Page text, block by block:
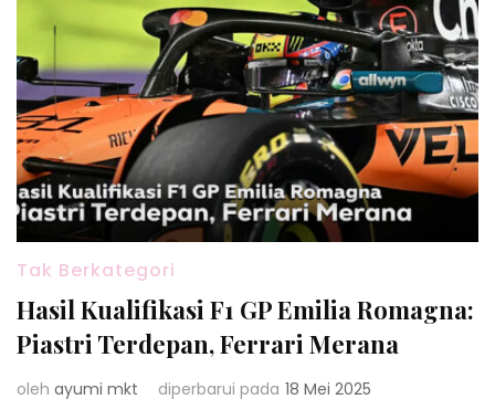
Tak Berkategori
Hasil Kualifikasi F1 GP Emilia Romagna:
Piastri Terdepan, Ferrari Merana
oleh ayumi mkt diperbarui pada 18 Mei 2025